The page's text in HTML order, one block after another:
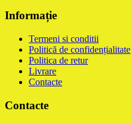
Informație
Termeni si conditii
Politică de confidențialitate
Politica de retur
Livrare
Contacte
Contacte